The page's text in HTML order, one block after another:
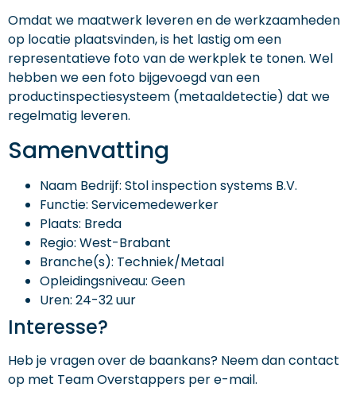
Omdat we maatwerk leveren en de werkzaamheden
op locatie plaatsvinden, is het lastig om een
representatieve foto van de werkplek te tonen. Wel
hebben we een foto bijgevoegd van een
productinspectiesysteem (metaaldetectie) dat we
regelmatig leveren.
Samenvatting
Naam Bedrijf: Stol inspection systems B.V.
Functie: Servicemedewerker
Plaats: Breda
Regio: West-Brabant
Branche(s): Techniek/Metaal
Opleidingsniveau: Geen
Uren: 24-32 uur
Interesse?
Heb je vragen over de baankans? Neem dan contact
op met Team Overstappers per e-mail.